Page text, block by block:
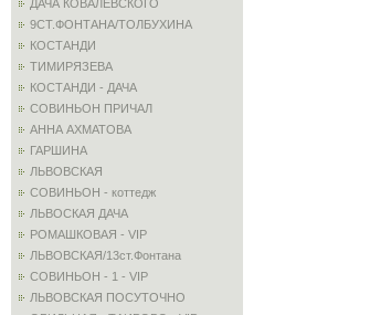
ДАЧА КОВАЛЕВСКОГО
9СТ.ФОНТАНА/ТОЛБУХИНА
КОСТАНДИ
ТИМИРЯЗЕВА
КОСТАНДИ - ДАЧА
СОВИНЬОН ПРИЧАЛ
АННА АХМАТОВА
ГАРШИНА
ЛЬВОВСКАЯ
СОВИНЬОН - коттедж
ЛЬВОСКАЯ ДАЧА
РОМАШКОВАЯ - VIP
ЛЬВОВСКАЯ/13ст.Фонтана
СОВИНЬОН - 1 - VIP
ЛЬВОВСКАЯ ПОСУТОЧНО